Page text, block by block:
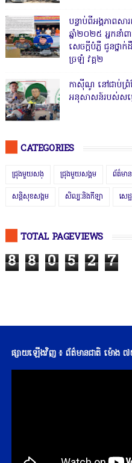
បន្ទាប់ពីអង្គភាពស
ឆ្នាំ២០២៥ អ្នកនាំព
សេចក្តីបំភ្លឺ ជូនថ្នា
ច្រឡំ វគ្គ២
កាសុីណូ នៅជាប់ព្រំ
អនុសាសន៍របស់សម្ដ
CATEGORIES
ជ្រុងមួយសង្ ជ្រុងមួយសង្គម ព័ត៌មា
សន្តិសុខសង្គម សិល្បៈនិងកីឡា សេដ្
TOTAL PAGEVIEWS
8 8 0 5 2 7
ផ្សាយឡើងវិញ ៖ ព័ត៌មានជាតិ ម៉ោង ៧